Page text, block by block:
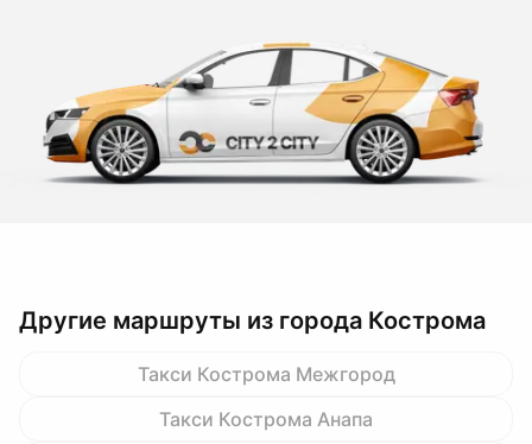
Другие маршруты из города Кострома
Такси Кострома Межгород
Такси Кострома Анапа